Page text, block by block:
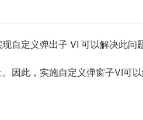
自定义弹出子 VI 可以解决此问
因此，实施自定义弹窗子VI可